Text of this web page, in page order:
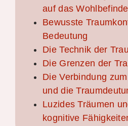
auf das
Bewusste
Bedeutung
Die Technik der
Die Grenzen der
Die Verbindung
und die
Luzides Träumen
kognitive